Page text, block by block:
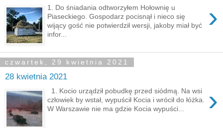
›
1. Do śniadania odtworzyłem Hołownię u
Piaseckiego. Gospodarz pocisnął i nieco się
wijący gość nie potwierdził wersji, jakoby miał być
infor...
czwartek, 29 kwietnia 2021
28 kwietnia 2021
›
1. Kocio urządził pobudkę przed siódmą. Na wsi
człowiek by wstał, wypuścił Kocia i wrócił do łóżka.
W Warszawie nie ma gdzie Kocia wypuści...